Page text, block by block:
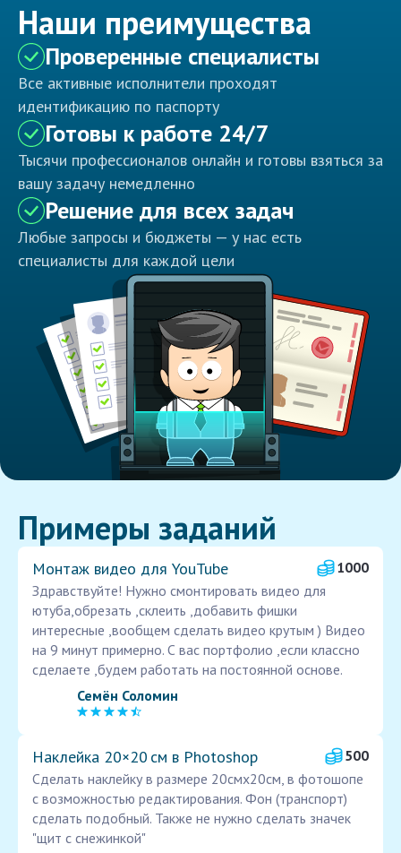
Наши преимущества
Проверенные специалисты
Все активные исполнители проходят
идентификацию по паспорту
Готовы к работе 24/7
Тысячи профессионалов онлайн и готовы взяться за
вашу задачу немедленно
Решение для всех задач
Любые запросы и бюджеты — у нас есть
специалисты для каждой цели
Примеры заданий
Монтаж видео для YouTube
1000
Здравствуйте! Нужно смонтировать видео для
ютуба,обрезать ,склеить ,добавить фишки
интересные ,вообщем сделать видео крутым ) Видео
на 9 минут примерно. С вас портфолио ,если классно
сделаете ,будем работать на постоянной основе.
Семён Соломин
Наклейка 20×20 см в Photoshop
500
Сделать наклейку в размере 20смх20см, в фотошопе
с возможностью редактирования. Фон (транспорт)
сделать подобный. Также не нужно сделать значек
"щит с снежинкой"